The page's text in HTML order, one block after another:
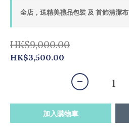
全店，送精美禮品包裝 及 首飾清潔布
HK$9,000.00
HK$3,500.00
加入購物車